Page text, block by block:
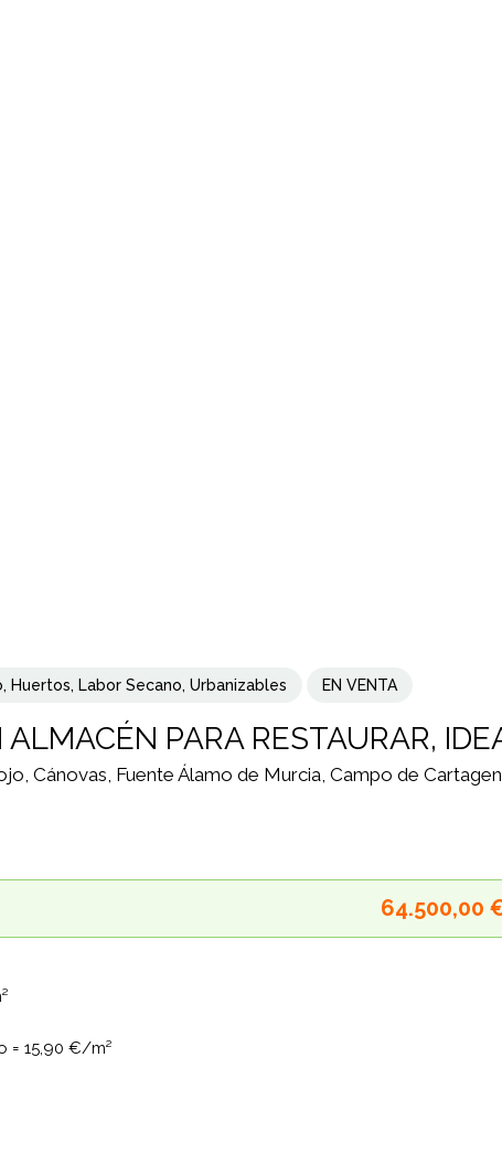
, Huertos, Labor Secano, Urbanizables EN VENTA
ALMACÉN PARA RESTAURAR,
Cánovas, Fuente Álamo de Murcia, Campo de
64.500,00
= 15,90 €/m²